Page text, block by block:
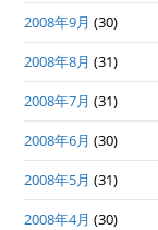
2008年9月 (30)
2008年8月 (31)
2008年7月 (31)
2008年6月 (30)
2008年5月 (31)
2008年4月 (30)